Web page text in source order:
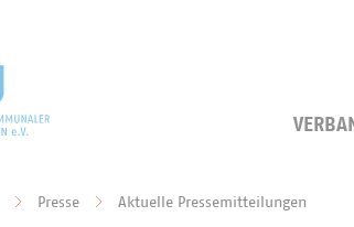
Presse Aktuelle Pressemitteilungen